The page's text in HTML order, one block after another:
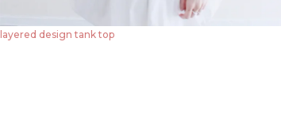
layered design tank top